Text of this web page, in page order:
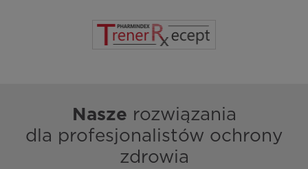
Nasze rozwiązania
dla profesjonalistów ochrony
zdrowia